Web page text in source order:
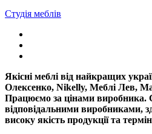
Студія меблів
Якісні меблі від найкращих
Олексенко, Nikelly, Меблі Лев,
Працюємо за цінами виробника.
відповідальними виробниками,
високу якість продукції та